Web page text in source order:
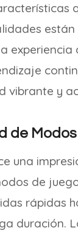
experiencia
vibrante y
de
una
de
rápidas
duración.